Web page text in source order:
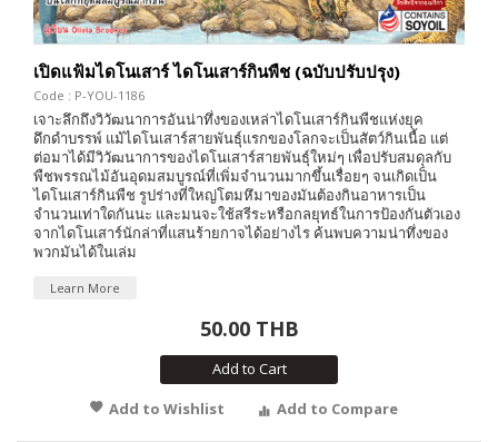
เปิดแฟ้มไดโนเสาร์ ไดโนเสาร์กินพืช (ฉบับปรับปรุง)
Code : P-YOU-1186
เจาะลึกถึงวิวัฒนาการอันน่าทึ่งของเหล่าไดโนเสาร์กินพืชแห่งยุค
ดึกดำบรรพ์ แม้ไดโนเสาร์สายพันธุ์แรกของโลกจะเป็นสัตว์กินเนื้อ แต่
ต่อมาได้มีวิวัฒนาการของไดโนเสาร์สายพันธุ์ใหม่ๆ เพื่อปรับสมดุลกับ
พืชพรรณไม้อันอุดมสมบูรณ์ที่เพิ่มจำนวนมากขึ้นเรื่อยๆ จนเกิดเป็น
ไดโนเสาร์กินพืช รูปร่างที่ใหญ่โตมหึมาของมันต้องกินอาหารเป็น
จำนวนเท่าใดกันนะ และมนจะใช้สรีระหรือกลยุทธ์ในการป้องกันตัวเอง
จากไดโนเสาร์นักล่าที่แสนร้ายกาจได้อย่างไร ค้นพบความน่าทึ่งของ
พวกมันได้ในเล่ม
Learn More
50.00 THB
Add to Cart
Add to Wishlist
Add to Compare